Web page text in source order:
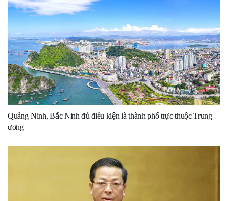
Quảng Ninh, Bắc Ninh đủ điều kiện là thành phố trực thuộc Trung
ương